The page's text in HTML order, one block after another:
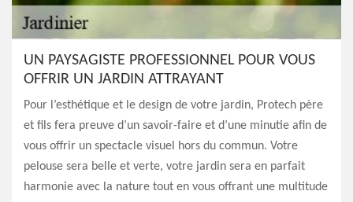
UN PAYSAGISTE PROFESSIONNEL POUR VOUS
OFFRIR UN JARDIN ATTRAYANT
Pour l’esthétique et le design de votre jardin, Protech père
et fils fera preuve d’un savoir-faire et d’une minutie afin de
vous offrir un spectacle visuel hors du commun. Votre
pelouse sera belle et verte, votre jardin sera en parfait
harmonie avec la nature tout en vous offrant une multitude